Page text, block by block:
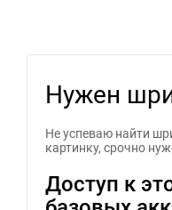
Нужен
Не успеваю найти
картинку, срочно
Доступ к